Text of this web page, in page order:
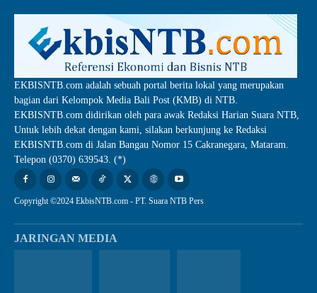
EKBISNTB.com adalah sebuah portal berita lokal yang merupakan
bagian dari Kelompok Media Bali Post (KMB) di NTB.
EKBISNTB.com didirikan oleh para awak Redaksi Harian Suara NTB,
Untuk lebih dekat dengan kami, silakan berkunjung ke Redaksi
EKBISNTB.com di Jalan Bangau Nomor 15 Cakranegara, Mataram.
Telepon (0370) 639543. (*)
Copyright ©2024 EkbisNTB.com - PT. Suara NTB Pers
JARINGAN MEDIA